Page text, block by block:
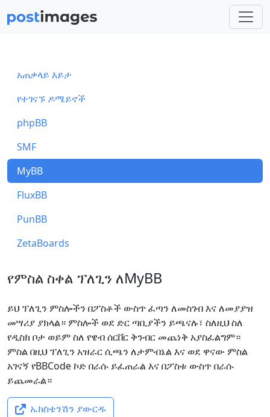
አጠቃላይ እይታ
የተገናኙ ዶሜይኖች
phpBB
SMF
MyBB
FluxBB
PunBB
ZetaBoards
የምስል ስቀል ፕለጊን ለMyBB
ይህ ፕለጊን ምስሎችን በፖስቶች ውስጥ ፈጣን ለመስገብ እና ለመያያዝ
መሣሪያ ያክላል። ምስሎች ወደ ድር ጣቢያችን ይጫናሉ፣ ስለዚህ ስለ
የዲስክ ቦታ ወይም ስለ የዌብ ሰርቨር ቅንብር መጨነቅ አያስፈልግም።
ምስል በዚህ ፕለጊን አዝራር ሲጫን ለታምብኔል እና ወደ ዋናው ምስል
አገናኝ የBBCode ኮድ በራሱ ይፈጠራል እና በፖስቱ ውስጥ በራሱ
ይጨመራል።
ኤክስቴንሽን ያውርዱ